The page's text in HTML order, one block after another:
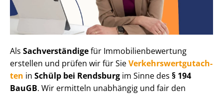
Als Sachverständigefür Im­mo­bi­li­en­be­wer­tung
erstellen und prüfen wir für SieVer­kehrs­wert­gut­ach­
ten in Schülp bei Rendsburg im Sinne des § 194
BauGB. Wir ermitteln unabhängig und fair den